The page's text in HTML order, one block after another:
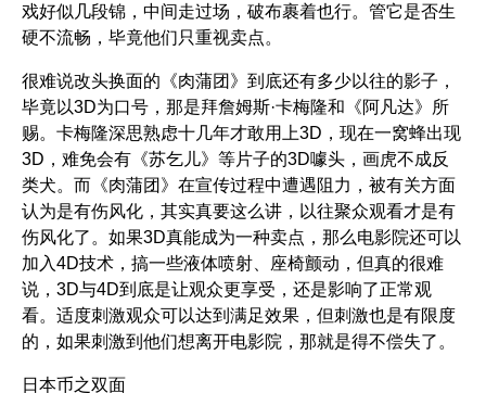
戏好似几段锦，中间走过场，破布裹着也行。管它是否生
硬不流畅，毕竟他们只重视卖点。
很难说改头换面的 《肉蒲团》 到底还有多少以往的影子，
毕竟以3D为口号，那是拜詹姆斯·卡梅隆和 《阿凡达》
所
赐。卡梅隆深思熟虑十几年才敢用上3D，现在一窝蜂出现
3D，难免会有 《苏乞儿》 等片子的3D噱头，画虎不成反
类犬。而 《肉蒲团》 在宣传过程中遭遇阻力，被有关方面
认为是有伤风化，其实真要这么讲，以往聚众观看才是有
伤风化了。如果3D真能成为一种卖点，那么电影院还可以
加入4D技术，搞一些液体喷射、座椅颤动，但真的很难
说，3D与4D到底是让观众更享受，还是影响了正常观
看。适度刺激观众可以达到满足效果，但刺激也是有限度
的，如果刺激到他们想离开电影院，那就是得不偿失了。
日本币之双面